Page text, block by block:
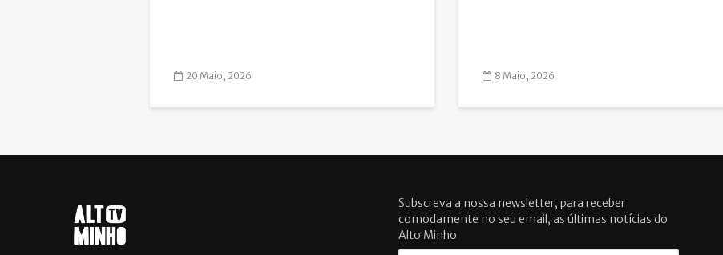
20 Maio, 2026 8 Maio, 2026
Subscreva a nossa newsletter, para receber
comodamente no seu email, as últimas notícias do
Alto Minho